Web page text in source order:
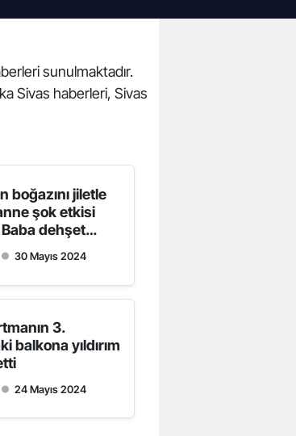
sunulmaktadır.
Sivas haberleri, Sivas
boğazını jiletle
şok etkisi
dehşet
30 Mayıs 2024
3.
balkona yıldırım
24 Mayıs 2024